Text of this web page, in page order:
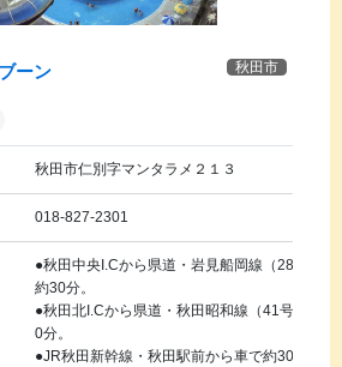
秋田市
ーン
秋田市仁別字マンタラメ２１３
018-827-2301
●秋田中央I.Cから県道・岩見船岡線（28号）
約30分。
●秋田北I.Cから県道・秋田昭和線（41号）お
0分。
●JR秋田新幹線・秋田駅前から車で約30分。